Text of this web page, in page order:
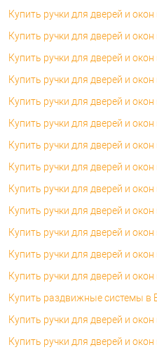
Купить ручки для дверей и
Купить ручки для дверей и окон
Купить ручки для дверей и
Купить ручки для дверей и
Купить ручки для дверей и
Купить ручки для дверей и
Купить ручки для дверей и
Купить ручки для дверей и
Купить ручки для дверей и
Купить ручки для дверей и
Купить ручки для дверей и
Купить ручки для дверей и
Купить ручки для дверей и
Купить раздвижные системы в
Купить ручки для дверей и окон
Купить ручки для дверей и